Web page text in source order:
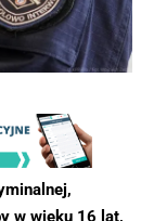
w wieku 16 lat,